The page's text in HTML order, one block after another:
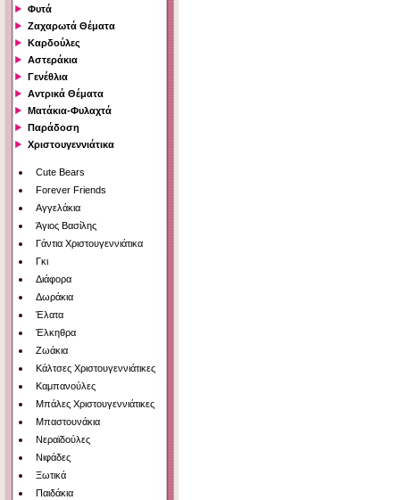
Φυτά
Ζαχαρωτά Θέματα
Καρδούλες
Αστεράκια
Γενέθλια
Αντρικά Θέματα
Ματάκια-Φυλαχτά
Παράδοση
Χριστουγεννιάτικα
Cute Bears
Forever Friends
Αγγελάκια
Άγιος Βασίλης
Γάντια Χριστουγεννιάτικα
Γκι
Διάφορα
Δωράκια
Έλατα
Έλκηθρα
Ζωάκια
Κάλτσες Χριστουγεννιάτικες
Καμπανούλες
Μπάλες Χριστουγεννιάτικες
Μπαστουνάκια
Νεραϊδούλες
Νιφάδες
Ξωτικά
Παιδάκια